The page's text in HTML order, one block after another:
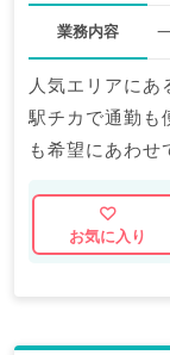
業務内容
人気エリアにあ
駅チカで通勤も
も希望にあわせ
マイナビ
関求人はもちろ
掲載情報以外
求人内容の詳細
お気に入り